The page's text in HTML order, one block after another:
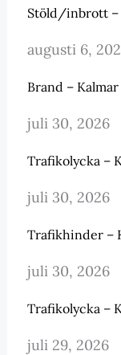
Stöld/inbrott –
augusti 6,
Brand – Kalmar
juli 30, 2026
Trafikolycka –
juli 30, 2026
Trafikhinder –
juli 30, 2026
Trafikolycka –
juli 29, 2026